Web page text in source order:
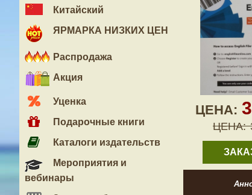
Китайский
ЯРМАРКА НИЗКИХ ЦЕН
Распродажа
Акция
Уценка
Подарочные книги
Каталоги издательств
Мероприятия и
вебинары
ЦЕНА:
ЦЕНА: